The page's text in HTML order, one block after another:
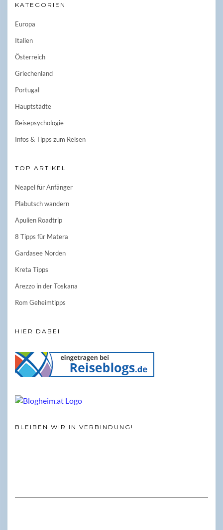
KATEGORIEN
Europa
Italien
Österreich
Griechenland
Portugal
Hauptstädte
Reisepsychologie
Infos & Tipps zum Reisen
TOP ARTIKEL
Neapel für Anfänger
Plabutsch wandern
Apulien Roadtrip
8 Tipps für Matera
Gardasee Norden
Kreta Tipps
Arezzo in der Toskana
Rom Geheimtipps
HIER DABEI
BLEIBEN WIR IN VERBINDUNG!